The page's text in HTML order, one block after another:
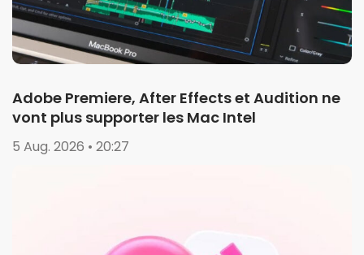
Adobe Premiere, After Effects et Audition ne
vont plus supporter les Mac Intel
5 Aug. 2026 • 20:27